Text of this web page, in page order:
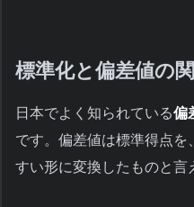
標準化と偏差値の
日本でよく知られている偏
です。偏差値は標準得点
すい形に変換したものと言